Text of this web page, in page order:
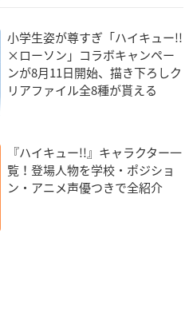
小学生姿が尊すぎ「ハイキュー!!
×ローソン」コラボキャンペー
ンが8月11日開始、描き下ろしク
リアファイル全8種が貰える
『ハイキュー!!』キャラクター一
覧！登場人物を学校・ポジショ
ン・アニメ声優つきで全紹介